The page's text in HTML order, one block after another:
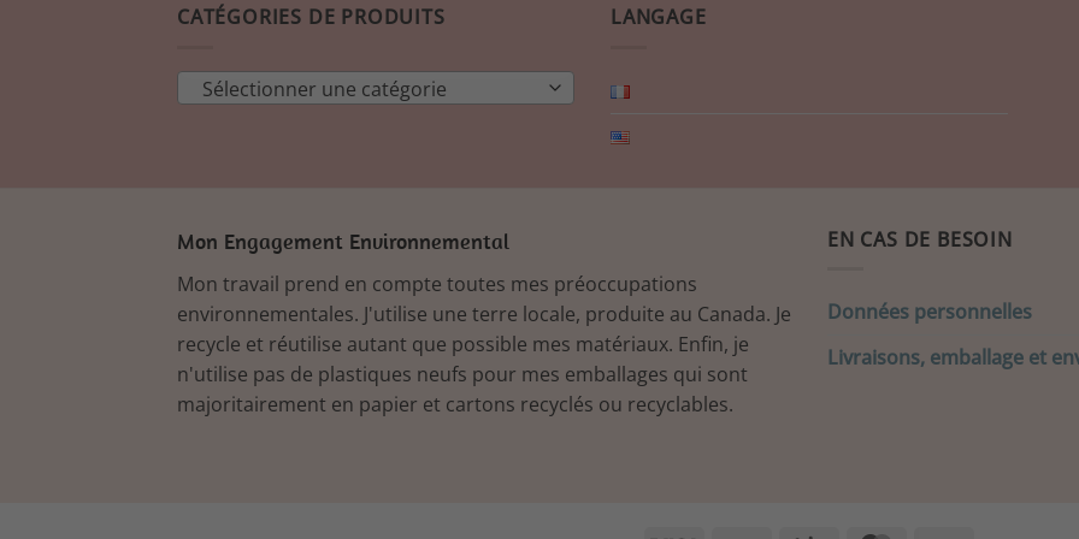
CATÉGORIES DE PRODUITS
Sélectionner une catégorie
LANGAGE
Mon Engagement Environnemental
Mon travail prend en compte toutes mes préoccupations
environnementales. J'utilise une terre locale, produite au Canada. Je
recycle et réutilise autant que possible mes matériaux. Enfin, je
n'utilise pas de plastiques neufs pour mes emballages qui sont
majoritairement en papier et cartons recyclés ou recyclables.
EN CAS DE BESOIN
Données personnelles
Livraisons, emballage et